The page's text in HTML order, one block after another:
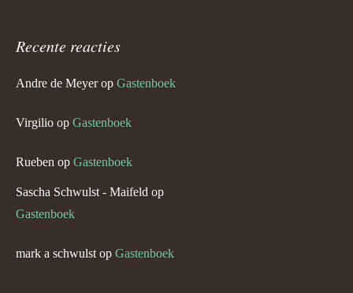
Recente reacties
Andre de Meyerop Gastenboek
Virgilio op Gastenboek
Rueben op Gastenboek
Sascha Schwulst - Maifeld op
Gastenboek
mark a schwulst op Gastenboek